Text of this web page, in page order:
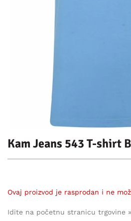
Kam Jeans 543 T-shirt
Ovaj proizvod je rasprodan i ne
Idite na početnu stranicu trgovine »